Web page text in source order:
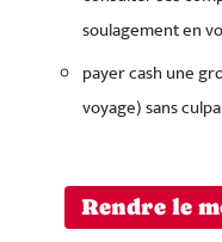
soulagement en
payer cash une
voyage) sans
Rendre le